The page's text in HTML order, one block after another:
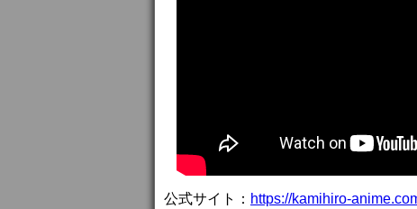
公式サイト： https://kamihiro-